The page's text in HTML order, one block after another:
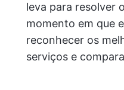
leva para resolver
momento em que
reconhecer os
serviços e